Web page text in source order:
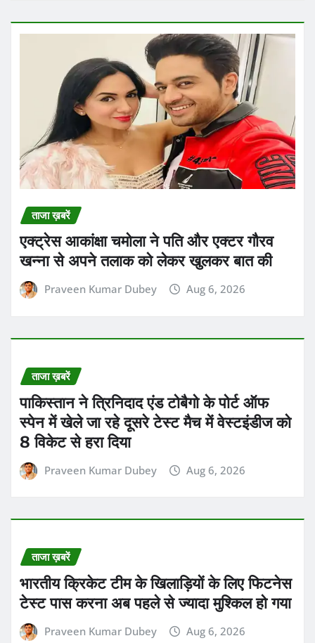
ताजा ख़बरें
एक्ट्रेस आकांक्षा चमोला ने पति और एक्टर गौरव
खन्ना से अपने तलाक को लेकर खुलकर बात की
Praveen Kumar Dubey Aug 6, 2026
ताजा ख़बरें
पाकिस्तान ने त्रिनिदाद एंड टोबैगो के पोर्ट ऑफ
स्पेन में खेले जा रहे दूसरे टेस्ट मैच में वेस्टइंडीज को
8 विकेट से हरा दिया
Praveen Kumar Dubey Aug 6, 2026
ताजा ख़बरें
भारतीय क्रिकेट टीम के खिलाड़ियों के लिए फिटनेस
टेस्ट पास करना अब पहले से ज्यादा मुश्किल हो गया
Praveen Kumar Dubey Aug 6, 2026